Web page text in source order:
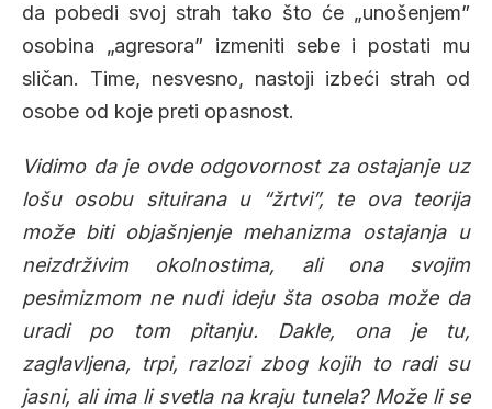
da pobedi svoj strah tako što će „unošenjem”
osobina „agresora” izmeniti sebe i postati mu
sličan. Time, nesvesno, nastoji izbeći strah od
osobe od koje preti opasnost.
Vidimo da je ovde odgovornost za ostajanje uz
lošu osobu situirana u “žrtvi”, te ova teorija
može biti objašnjenje mehanizma ostajanja u
neizdrživim okolnostima, ali ona svojim
pesimizmom ne nudi ideju šta osoba može da
uradi po tom pitanju. Dakle, ona je tu,
zaglavljena, trpi, razlozi zbog kojih to radi su
jasni, ali ima li svetla na kraju tunela? Može li se